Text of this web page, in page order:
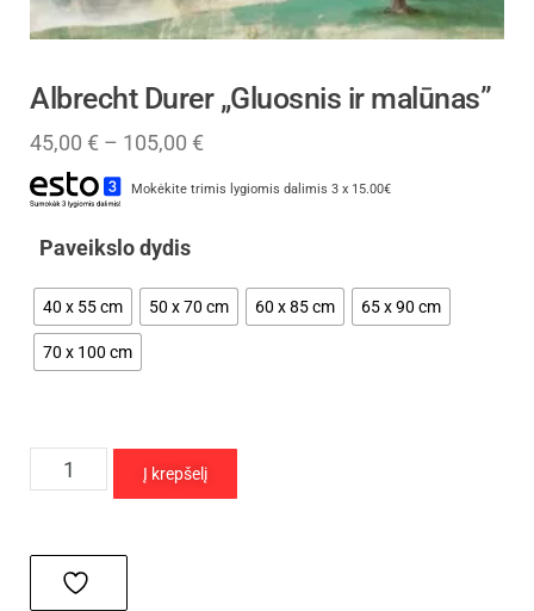
Albrecht Durer „Gluosnis ir malūnas”
45,00 € – 105,00 €
Mokėkite trimis lygiomis dalimis 3 x 15.00€
Paveikslo dydis
40 x 55 cm 50 x 70 cm 60 x 85 cm 65 x 90 cm
70 x 100 cm
Į krepšelį